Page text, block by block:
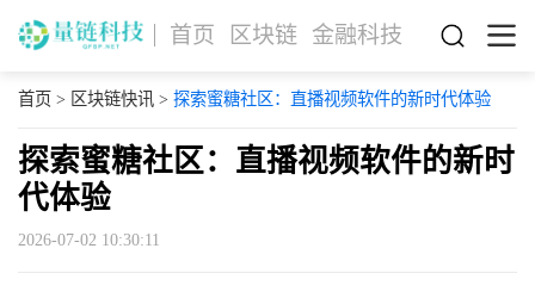
首页 区块链 金融科技
首页 > 区块链快讯> 探索蜜糖社区：直播视频软件的新时代体验
探索蜜糖社区：直播视频软件的新时
代体验
2026-07-02 10:30:11